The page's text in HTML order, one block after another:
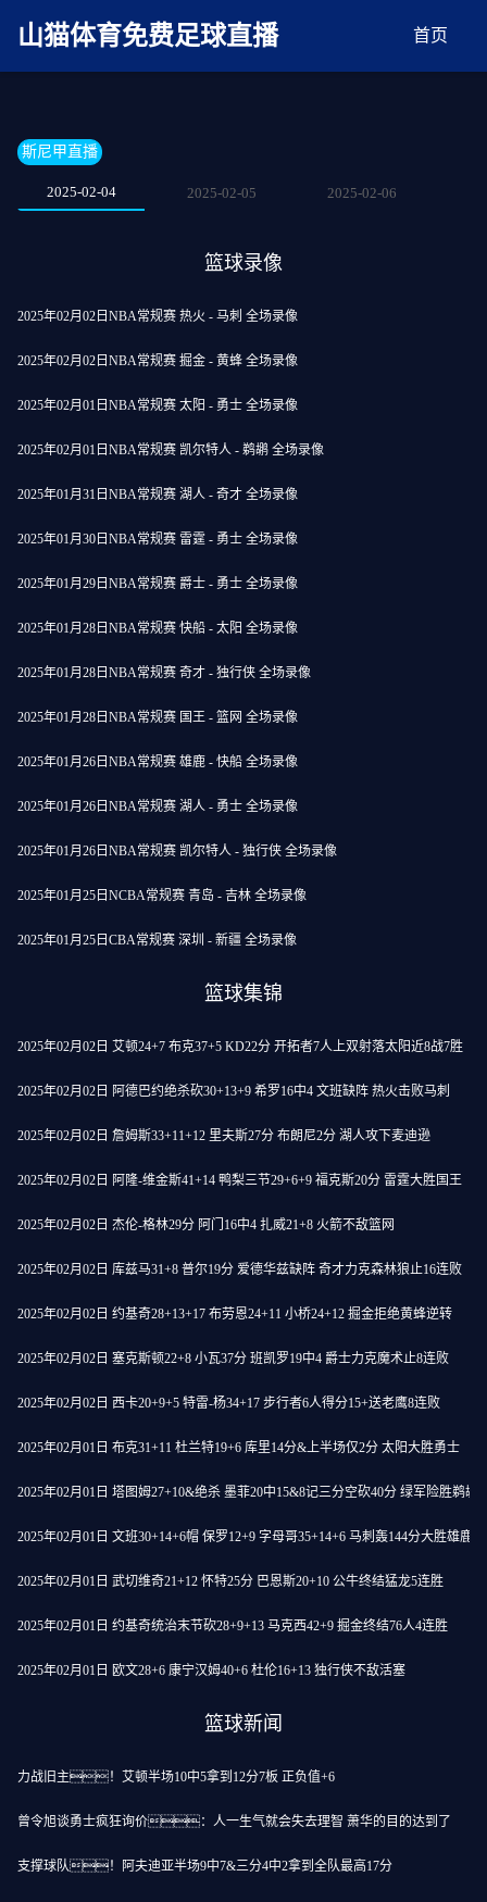
AV在线无码麻豆
山猫体育免费足球直播 首页
斯尼甲直播
2025-02-04 2025-02-05 2025-02-06
篮球录像
2025年02月02日NBA常规赛 热火 - 马刺 全场录像
2025年02月02日NBA常规赛 掘金 - 黄蜂 全场录像
2025年02月01日NBA常规赛 太阳 - 勇士 全场录像
2025年02月01日NBA常规赛 凯尔特人 - 鹈鹕 全场录像
2025年01月31日NBA常规赛 湖人 - 奇才 全场录像
2025年01月30日NBA常规赛 雷霆 - 勇士 全场录像
2025年01月29日NBA常规赛 爵士 - 勇士 全场录像
2025年01月28日NBA常规赛 快船 - 太阳 全场录像
2025年01月28日NBA常规赛 奇才 - 独行侠 全场录像
2025年01月28日NBA常规赛 国王 - 篮网 全场录像
2025年01月26日NBA常规赛 雄鹿 - 快船 全场录像
2025年01月26日NBA常规赛 湖人 - 勇士 全场录像
2025年01月26日NBA常规赛 凯尔特人 - 独行侠 全场录像
2025年01月25日NCBA常规赛 青岛 - 吉林 全场录像
2025年01月25日CBA常规赛 深圳 - 新疆 全场录像
篮球集锦
2025年02月02日 艾顿24+7 布克37+5 KD22分 开拓者7人上双射落太阳近8战7胜
2025年02月02日 阿德巴约绝杀砍30+13+9 希罗16中4 文班缺阵 热火击败马刺
2025年02月02日 詹姆斯33+11+12 里夫斯27分 布朗尼2分 湖人攻下麦迪逊
2025年02月02日 阿隆-维金斯41+14 鸭梨三节29+6+9 福克斯20分 雷霆大胜国王
2025年02月02日 杰伦-格林29分 阿门16中4 扎威21+8 火箭不敌篮网
2025年02月02日 库兹马31+8 普尔19分 爱德华兹缺阵 奇才力克森林狼止16连败
2025年02月02日 约基奇28+13+17 布劳恩24+11 小桥24+12 掘金拒绝黄蜂逆转
2025年02月02日 塞克斯顿22+8 小瓦37分 班凯罗19中4 爵士力克魔术止8连败
2025年02月02日 西卡20+9+5 特雷-杨34+17 步行者6人得分15+送老鹰8连败
2025年02月01日 布克31+11 杜兰特19+6 库里14分&上半场仅2分 太阳大胜勇士
2025年02月01日 塔图姆27+10&绝杀 墨菲20中15&8记三分空砍40分 绿军险胜鹈鹕
2025年02月01日 文班30+14+6帽 保罗12+9 字母哥35+14+6 马刺轰144分大胜雄鹿
2025年02月01日 武切维奇21+12 怀特25分 巴恩斯20+10 公牛终结猛龙5连胜
2025年02月01日 约基奇统治末节砍28+9+13 马克西42+9 掘金终结76人4连胜
2025年02月01日 欧文28+6 康宁汉姆40+6 杜伦16+13 独行侠不敌活塞
篮球新闻
力战旧主！艾顿半场10中5拿到12分7板 正负值+6
曾令旭谈勇士疯狂询价：人一生气就会失去理智 萧华的目的达到了
支撑球队！阿夫迪亚半场9中7&三分4中2拿到全队最高17分